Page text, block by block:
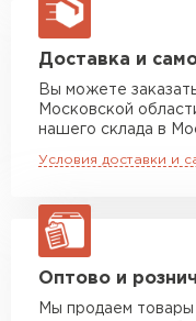
макс. длина груза
Манипулятор до 5
Манипулятор до
макс. длина груза
макс. длина груза
Доставка и
Вы можете
Московской
нашего склада в
Условия доставки и
Оптово и
Мы продаем товары